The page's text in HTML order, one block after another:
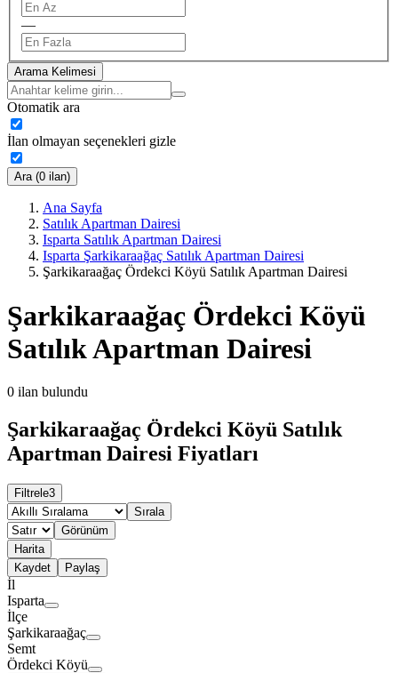
—
Arama Kelimesi
Otomatik ara
İlan olmayan seçenekleri gizle
Ara (0 ilan)
Ana Sayfa
Satılık Apartman Dairesi
Isparta Satılık Apartman Dairesi
Isparta Şarkikaraağaç Satılık Apartman Dairesi
Şarkikaraağaç Ördekci Köyü Satılık Apartman Dairesi
Şarkikaraağaç Ördekci Köyü
Satılık Apartman Dairesi
0 ilan bulundu
Şarkikaraağaç Ördekci Köyü Satılık
Apartman Dairesi Fiyatları
Filtrele3
Sırala
Görünüm
Harita
Kaydet
Paylaş
İl
Isparta
İlçe
Şarkikaraağaç
Semt
Ördekci Köyü